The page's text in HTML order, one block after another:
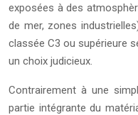
exposées à des
de mer, zones
classée C3 ou supérieure
un choix judicieux.
Contrairement à une
partie intégrante du